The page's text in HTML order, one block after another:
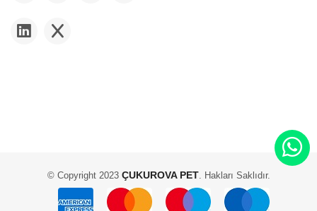
© Copyright 2023ÇUKUROVA PET. Hakları Saklıdır.